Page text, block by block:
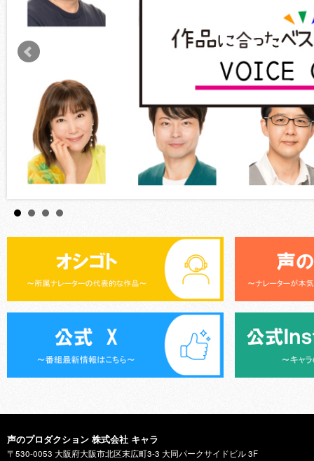
声のプロダクション 株式会社 キャラ
〒530-0053 大阪府大阪市北区末広町3-3 大同パークサイドビル 3F